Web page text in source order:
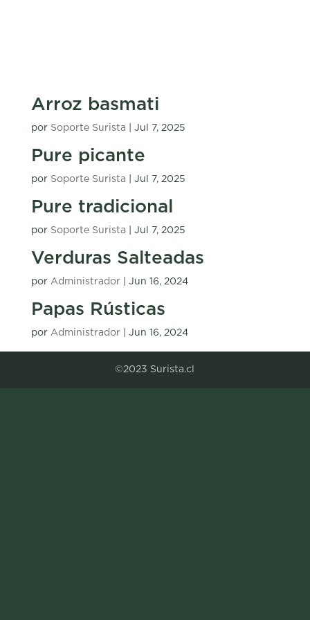
Arroz basmati
por Soporte Surista Jul 7, 2025
Pure picante
por Soporte Surista Jul 7, 2025
Pure tradicional
por Soporte Surista Jul 7, 2025
Verduras Salteadas
por Administrador| Jun 16, 2024
Papas Rústicas
por Administrador| Jun 16, 2024
©2023 Surista.cl